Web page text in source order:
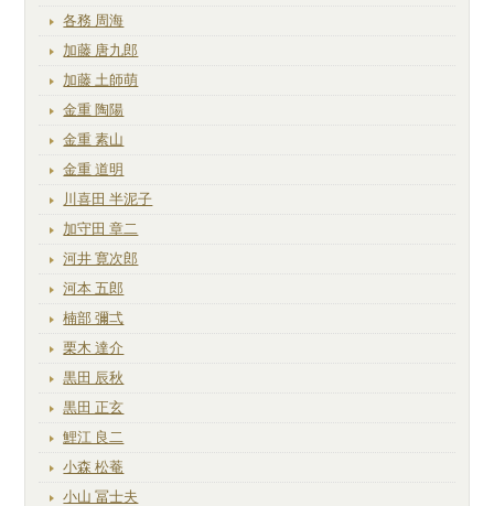
各務 周海
加藤 唐九郎
加藤 土師萌
金重 陶陽
金重 素山
金重 道明
川喜田 半泥子
加守田 章二
河井 寛次郎
河本 五郎
楠部 彌弌
栗木 達介
黒田 辰秋
黒田 正玄
鯉江 良二
小森 松菴
小山 冨士夫